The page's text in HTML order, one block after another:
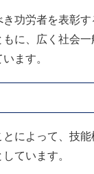
功労者を表彰す
に、広く社会一
ます。
によって、技能
ています。